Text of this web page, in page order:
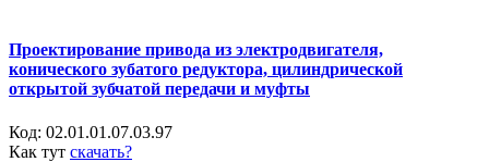
Проектирование привода из электродвигателя,
конического зубатого редуктора, цилиндрической
открытой зубчатой передачи и муфты
Код: 02.01.01.07.03.97
Как тут скачать?